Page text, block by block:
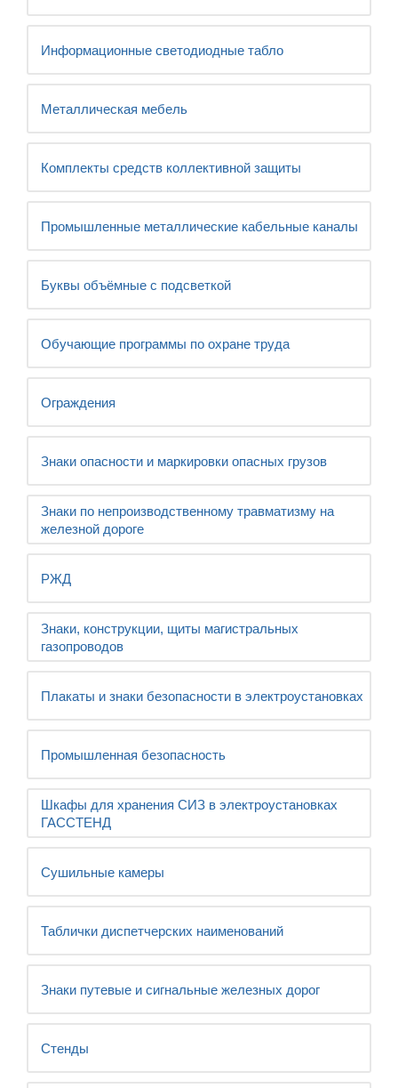
Информационные светодиодные табло
Металлическая мебель
Комплекты средств коллективной защиты
Промышленные металлические кабельные каналы
Буквы объёмные с подсветкой
Обучающие программы по охране труда
Ограждения
Знаки опасности и маркировки опасных грузов
Знаки по непроизводственному травматизму на
железной дороге
РЖД
Знаки, конструкции, щиты магистральных
газопроводов
Плакаты и знаки безопасности в электроустановках
Промышленная безопасность
Шкафы для хранения СИЗ в электроустановках
ГАССТЕНД
Сушильные камеры
Таблички диспетчерских наименований
Знаки путевые и сигнальные железных дорог
Стенды